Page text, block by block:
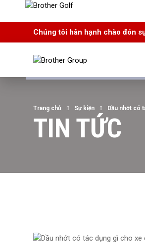
Chúng tôi hân hạnh chào đón
Trang chủ Sự kiện Dầu nhớt có
TIN TỨC